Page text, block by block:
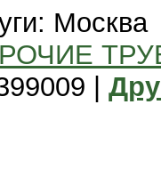
Москва
|